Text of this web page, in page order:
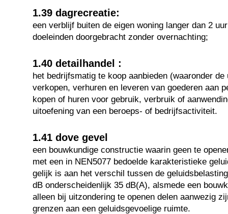
1.39 dagrecreatie:
een verblijf buiten de eigen woning langer dan 2
doeleinden doorgebracht zonder overnachting;
1.40 detailhandel :
het bedrijfsmatig te koop aanbieden (waaronder
verkopen, verhuren en leveren van goederen aan
kopen of huren voor gebruik, verbruik of
uitoefening van een beroeps- of bedrijfsactiviteit.
1.41 dove gevel
een bouwkundige constructie waarin geen te
met een in NEN5077 bedoelde karakteristieke
gelijk is aan het verschil tussen de
dB onderscheidenlijk 35 dB(A), alsmede een
alleen bij uitzondering te openen delen aanwezig
grenzen aan een geluidsgevoelige ruimte.